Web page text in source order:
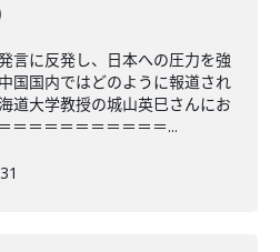
言に反発し、日本への圧力を強
国国内ではどのように報道され
道大学教授の城山英巳さんにお
＝＝＝＝＝＝＝＝＝＝...